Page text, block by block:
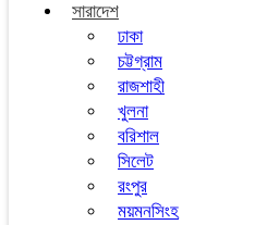
সারাদেশ
ঢাকা
চট্টগ্রাম
রাজশাহী
খুলনা
বরিশাল
সিলেট
রংপুর
ময়মনসিংহ